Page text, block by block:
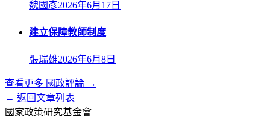
魏國彥2026年6月17日
建立保障教師制度
張瑞雄2026年6月8日
查看更多 國政評論 →
← 返回文章列表
國家政策研究基金會